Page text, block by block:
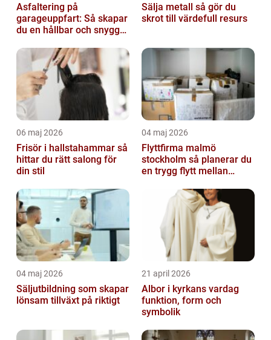
Asfaltering på
garageuppfart: Så skapar
du en hållbar och snygg
Sälja metall så gör du
skrot till värdefull resurs
06 maj 2026
Frisör i hallstahammar så
hittar du rätt salong för
din stil
04 maj 2026
Flyttfirma malmö
stockholm så planerar du
en trygg flytt mellan
04 maj 2026
Säljutbildning som skapar
lönsam tillväxt på riktigt
21 april 2026
Albor i kyrkans vardag
funktion, form och
symbolik